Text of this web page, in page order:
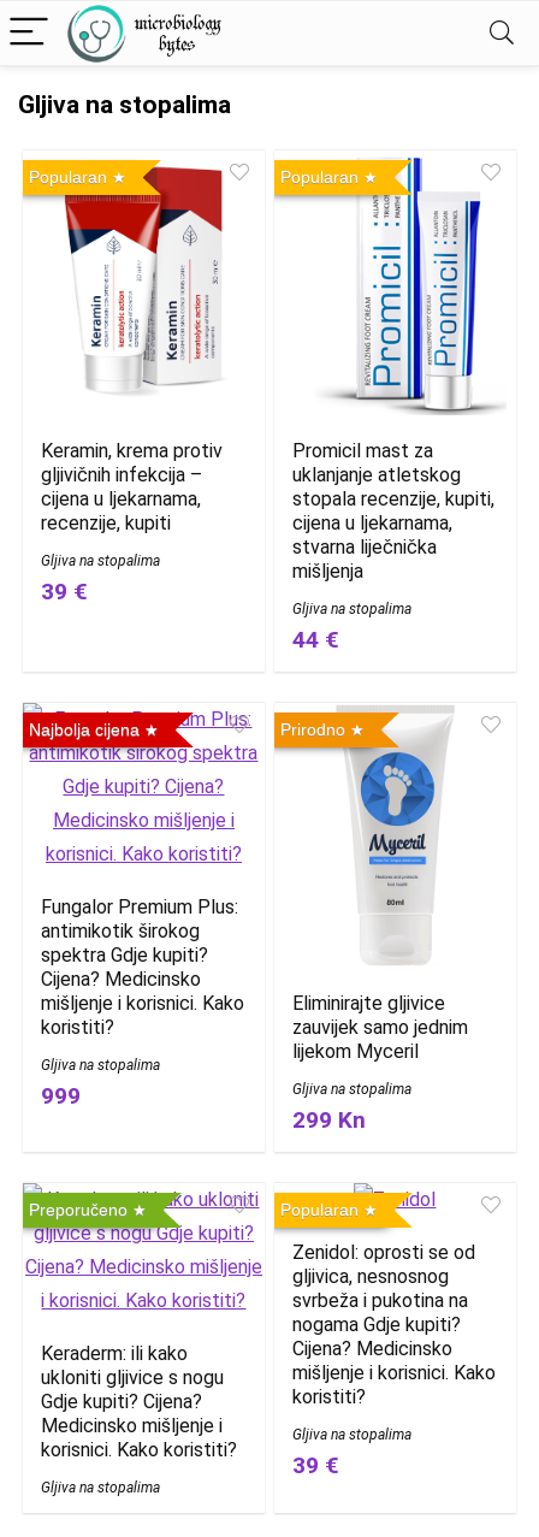
Gljiva na stopalima
Popularan
Keramin, krema protiv
gljivičnih infekcija –
cijena u ljekarnama,
recenzije, kupiti
Gljiva na stopalima
39 €
Popularan
Promicil mast za
uklanjanje atletskog
stopala recenzije, kupiti,
cijena u ljekarnama,
stvarna liječnička
mišljenja
Gljiva na stopalima
44 €
Najbolja cijena
Fungalor Premium Plus:
antimikotik širokog
spektra Gdje kupiti?
Cijena? Medicinsko
mišljenje i korisnici. Kako
koristiti?
Gljiva na stopalima
999
Prirodno
Eliminirajte gljivice
zauvijek samo jednim
lijekom Myceril
Gljiva na stopalima
299 Kn
Preporučeno
Keraderm: ili kako
ukloniti gljivice s nogu
Gdje kupiti? Cijena?
Medicinsko mišljenje i
korisnici. Kako koristiti?
Gljiva na stopalima
Popularan
Zenidol: oprosti se od
gljivica, nesnosnog
svrbeža i pukotina na
nogama Gdje kupiti?
Cijena? Medicinsko
mišljenje i korisnici. Kako
koristiti?
Gljiva na stopalima
39 €